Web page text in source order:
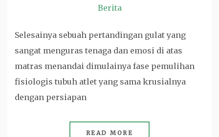
Berita
Selesainya sebuah pertandingan gulat yang
sangat menguras tenaga dan emosi di atas
matras menandai dimulainya fase pemulihan
fisiologis tubuh atlet yang sama krusialnya
dengan persiapan
READ MORE